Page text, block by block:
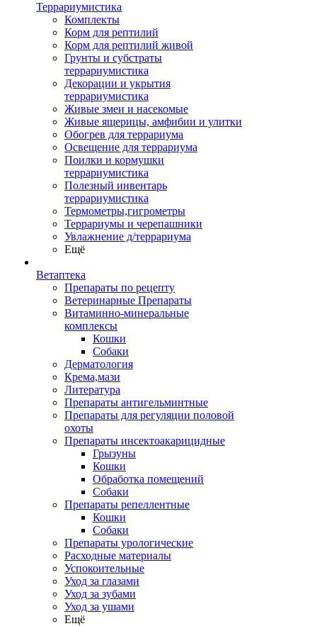
Террариумистика
Комплекты
Корм для рептилий
Корм для рептилий живой
Грунты и субстраты
террариумистика
Декорации и укрытия
террариумистика
Живые змеи и насекомые
Живые ящерицы, амфибии и улитки
Обогрев для террариума
Освещение для террариума
Поилки и кормушки
террариумистика
Полезный инвентарь
террариумистика
Термометры,гигрометры
Террариумы и черепашники
Увлажнение д/террариума
Ещё
Ветаптека
Препараты по рецепту
Ветеринарные Препараты
Витаминно-минеральные
комплексы
Кошки
Собаки
Дерматология
Крема,мази
Литература
Препараты антигельминтные
Препараты для регуляции половой
охоты
Препараты инсектоакарицидные
Грызуны
Кошки
Обработка помещений
Собаки
Препараты репеллентные
Кошки
Собаки
Препараты урологические
Расходные материалы
Успокоительные
Уход за глазами
Уход за зубами
Уход за ушами
Ещё